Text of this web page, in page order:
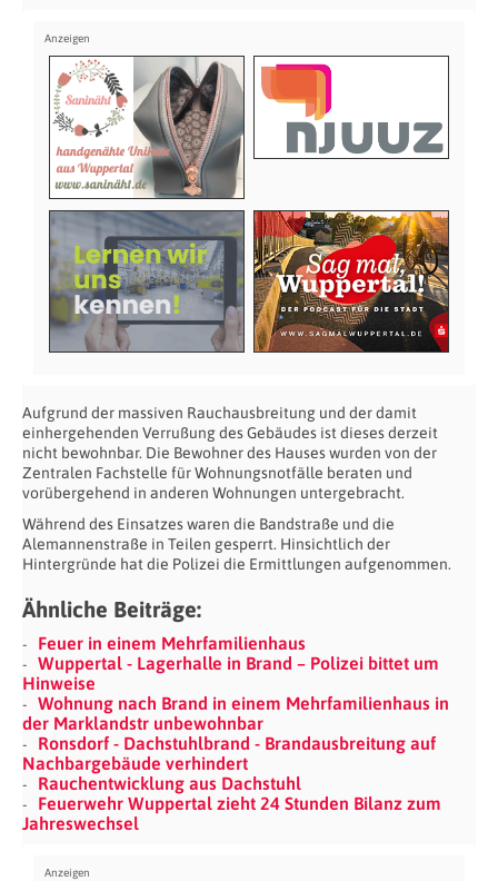
Aufgrund der massiven Rauchausbreitung und der damit
einhergehenden Verrußung des Gebäudes ist dieses derzeit
nicht bewohnbar. Die Bewohner des Hauses wurden von der
Zentralen Fachstelle für Wohnungsnotfälle beraten und
vorübergehend in anderen Wohnungen untergebracht.
Während des Einsatzes waren die Bandstraße und die
Alemannenstraße in Teilen gesperrt. Hinsichtlich der
Hintergründe hat die Polizei die Ermittlungen aufgenommen.
Ähnliche Beiträge:
Feuer in einem Mehrfamilienhaus
Wuppertal - Lagerhalle in Brand – Polizei bittet um
Hinweise
Wohnung nach Brand in einem Mehrfamilienhaus in
der Marklandstr unbewohnbar
Ronsdorf - Dachstuhlbrand - Brandausbreitung auf
Nachbargebäude verhindert
Rauchentwicklung aus Dachstuhl
Feuerwehr Wuppertal zieht 24 Stunden Bilanz zum
Jahreswechsel